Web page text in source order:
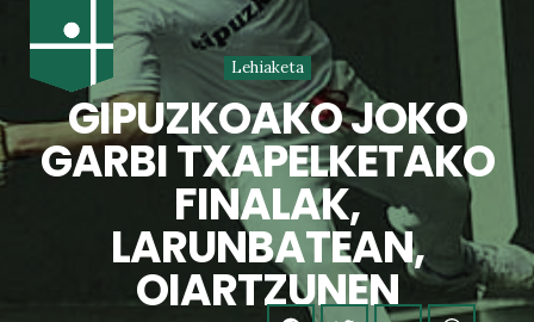
Lehiaketa
GIPUZKOAKO JOKO
GARBI TXAPELKETAKO
FINALAK,
LARUNBATEAN,
OIARTZUNEN